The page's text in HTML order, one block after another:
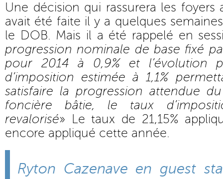
Une décision qui rassurera les foyers
avait été faite il y a quelques
le DOB. Mais il a été rappelé en
progression nominale de base fixé
pour 2014 à 0,9% et l’évolution
d’imposition estimée à 1,1%
satisfaire la progression attendue
foncière bâtie, le taux
revalorisé» Le taux de 21,15%
encore appliqué cette année.
Ryton Cazenave en guest